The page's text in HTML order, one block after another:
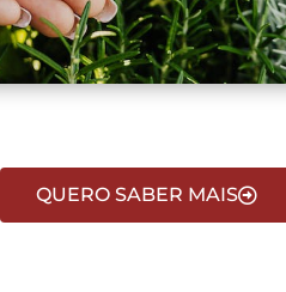
QUERO SABER MAIS